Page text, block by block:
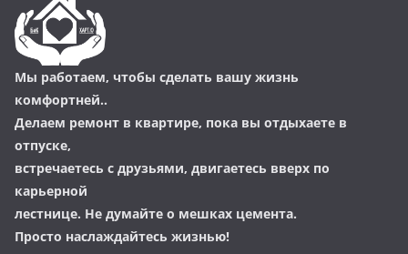
Мы работаем, чтобы сделать вашу жизнь
комфортней..
Делаем ремонт в квартире, пока вы отдыхаете в
отпуске,
встречаетесь с друзьями, двигаетесь вверх по
карьерной
лестнице. Не думайте о мешках цемента.
Просто наслаждайтесь жизнью!